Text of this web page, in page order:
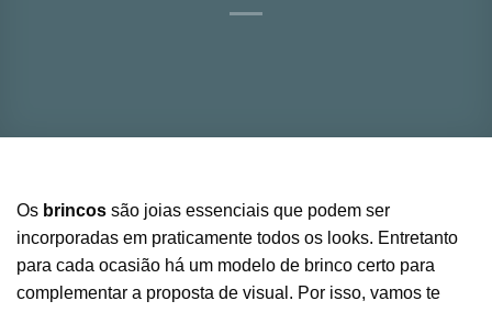
Os brincos são joias essenciais que podem ser
incorporadas em praticamente todos os looks. Entretanto
para cada ocasião há um modelo de brinco certo para
complementar a proposta de visual. Por isso, vamos te